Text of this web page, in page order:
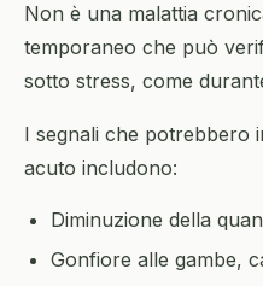
Non è una malattia
temporaneo che può
sotto stress, come
I segnali che potrebbero
acuto includono:
Diminuzione della
Gonfiore alle gambe,